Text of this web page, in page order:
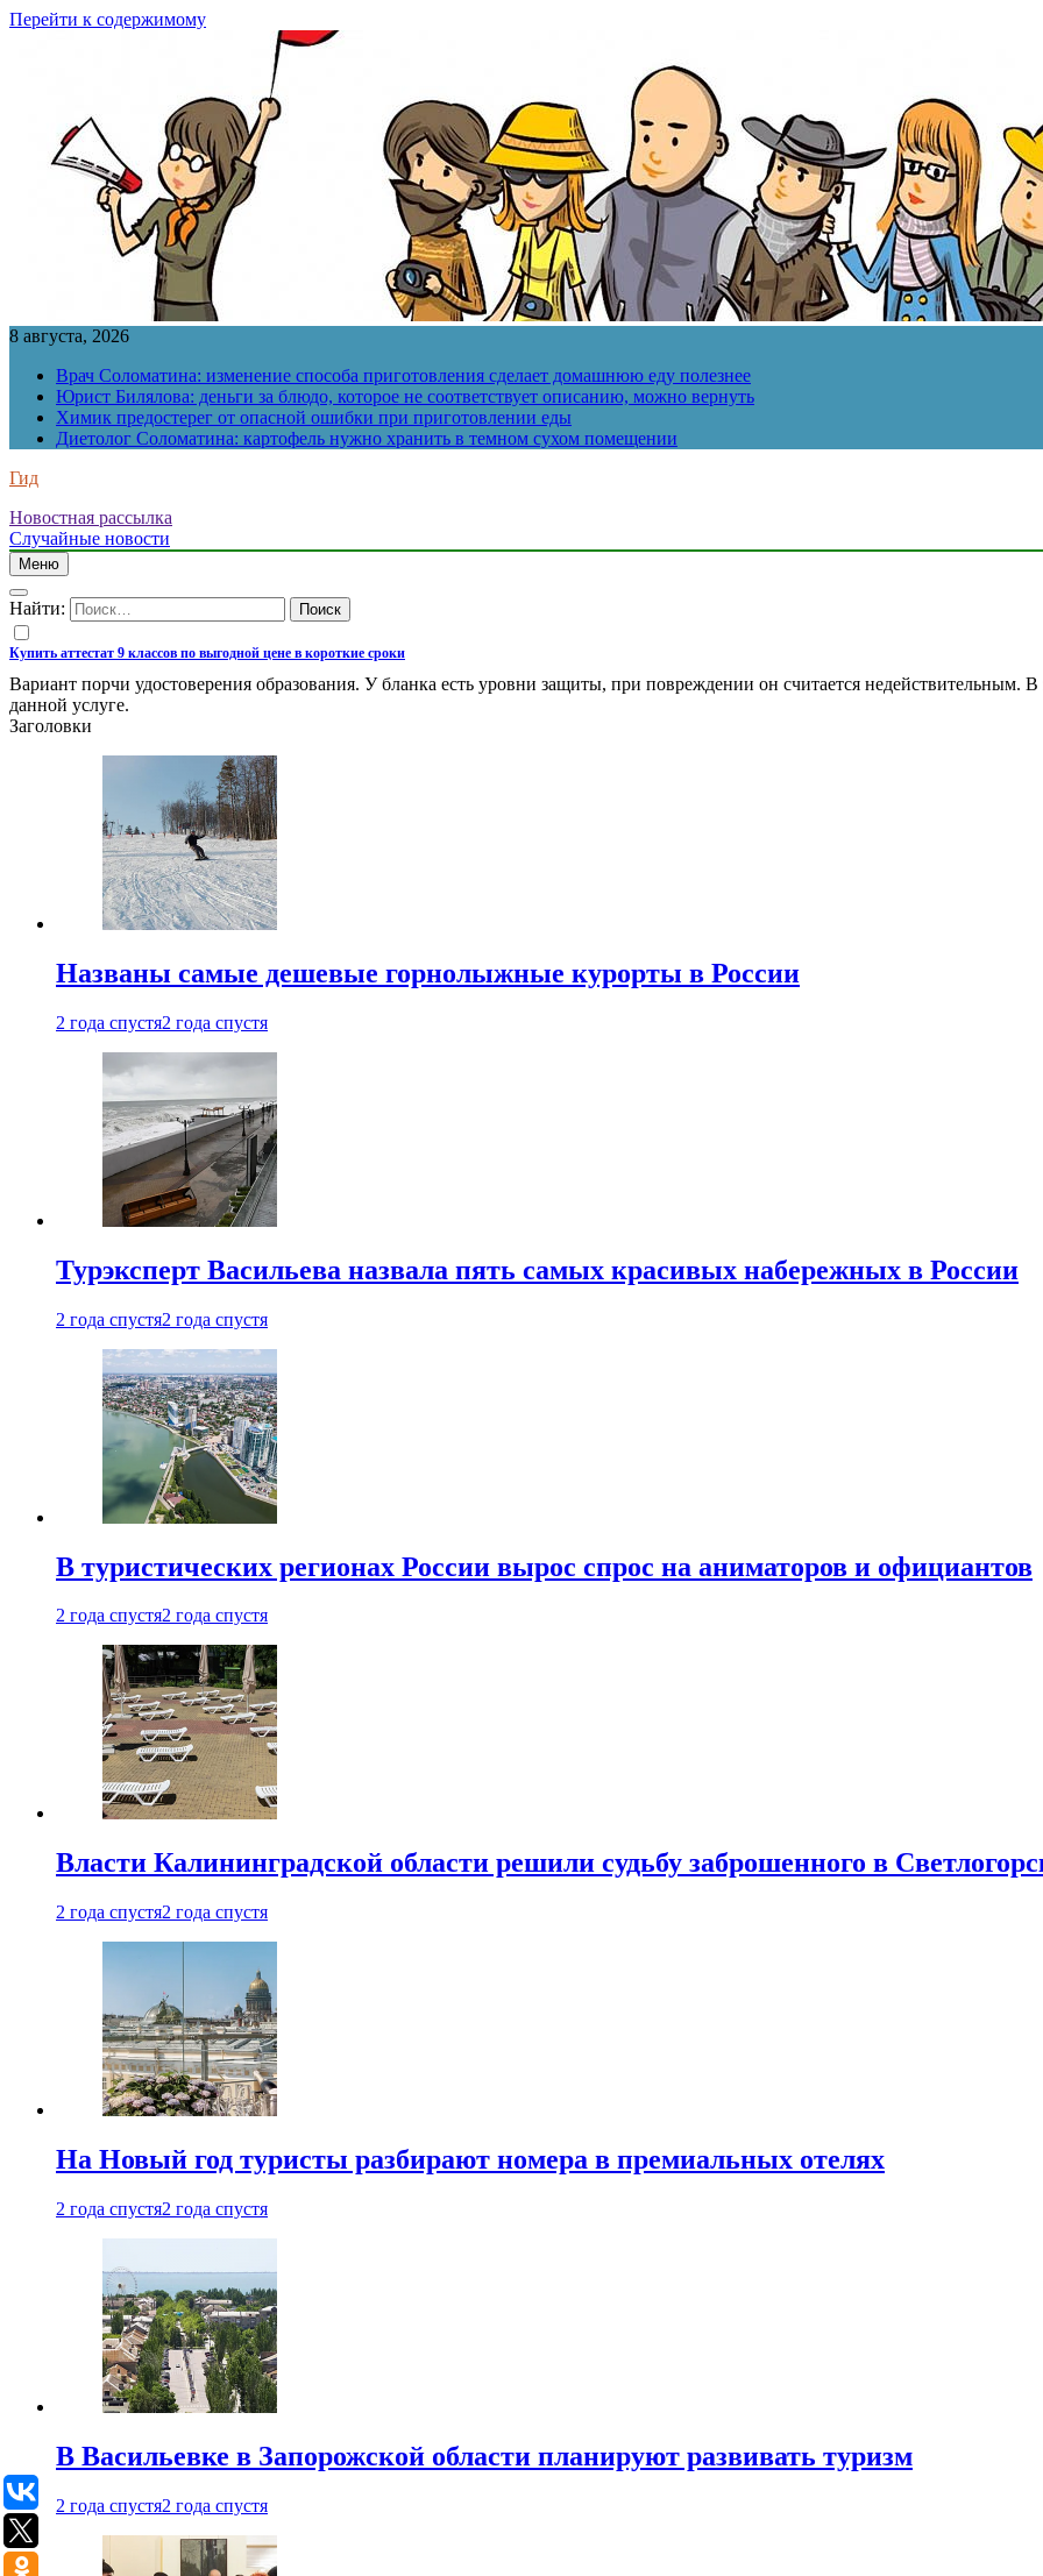
Перейти к содержимому
8 августа, 2026
Врач Соломатина: изменение способа приготовления сделает домашнюю еду полезнее
Юрист Билялова: деньги за блюдо, которое не соответствует описанию, можно вернуть
Химик предостерег от опасной ошибки при приготовлении еды
Диетолог Соломатина: картофель нужно хранить в темном сухом помещении
Гид
Новостная рассылка
Случайные новости
Меню
Найти:
Купить аттестат 9 классов по выгодной цене в короткие сроки
Вариант порчи удостоверения образования. У бланка есть уровни защиты, при повреждении он считается недействительным.
данной услуге.
Заголовки
Названы самые дешевые горнолыжные курорты в России
2 года спустя2 года спустя
Турэксперт Васильева назвала пять самых красивых набережных в России
2 года спустя2 года спустя
В туристических регионах России вырос спрос на аниматоров и официантов
2 года спустя2 года спустя
Власти Калининградской области решили судьбу заброшенного в
2 года спустя2 года спустя
На Новый год туристы разбирают номера в премиальных отелях
2 года спустя2 года спустя
В Васильевке в Запорожской области планируют развивать туризм
2 года спустя2 года спустя